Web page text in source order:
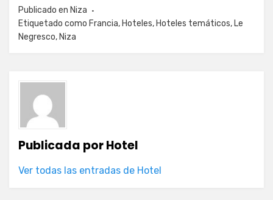
Publicado en Niza
Etiquetado como Francia, Hoteles, Hoteles temáticos, Le
Negresco, Niza
Publicada porHotel
Ver todas las entradas de Hotel